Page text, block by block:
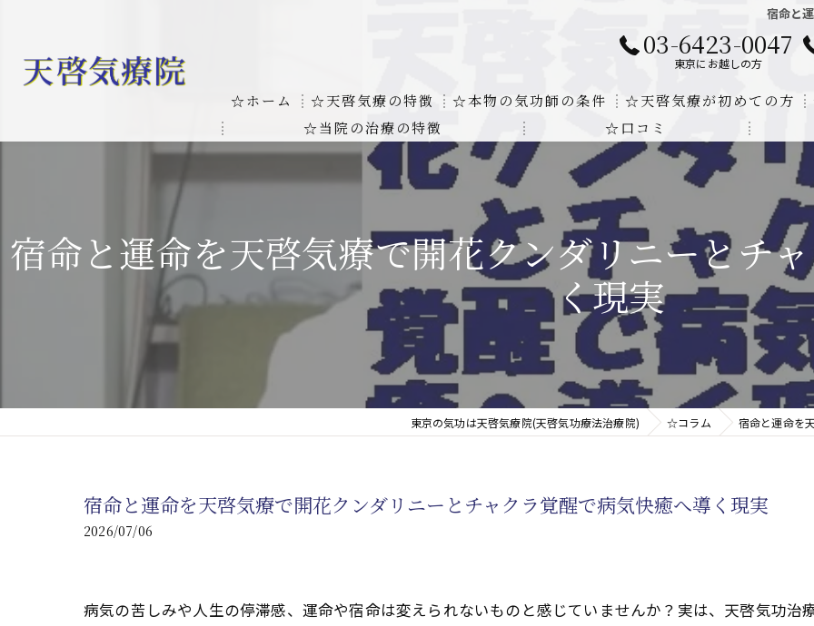
宿命と
03-6423-0047
東京にお越しの方
☆ホーム ☆天啓気療の特徴
お客様の質問に対する回答
本物の気功師にも優るサイ能力の凄さ
気功治療や療法と天啓気療の違い
☆本物の気功師の条件
クンダリニーの上昇でチャクラの覚醒
☆天啓気療が初めての方
☆当院の治療の特徴
線維筋痛症
線維筋痛症が天啓気療により奇跡的な寛解
難病の疾患
難病治療に革命チャクラ覚醒サイ能力
肝臓の疾患
肝臓疾患の原因と症状を解明及び緩解法
心臓の疾患
腎臓の疾患
☆口コミ
宿命と運命を天啓気療で開花クンダリニーとチ
く現実
東京の気功は天啓気療院(天啓気功療法治療院) ☆コラム 宿命と運命を
宿命と運命を天啓気療で開花クンダリニーとチャクラ覚醒で病気快癒へ導く現実
2026/07/06
病気の苦しみや人生の停滞感、運命や宿命は変えられないものと感じていませんか？実は、天啓気功治